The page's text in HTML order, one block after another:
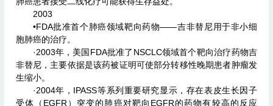
2003
•FDA批准首个肺癌领域靶向药物——吉非替尼用于非小细
胞肺癌的治疗。
·2003年，美国FDA批准了NSCLC领域首个靶向治疗药物吉
非替尼，主要依据是该药被证明可使部分转移性晚期患者肿瘤发
生缩小。
·2004年，IPASS等系列重要研究显示，存在表皮生长因子
受体（EGFR）突变的肺癌对靶向EGFR的药物有较高的反应